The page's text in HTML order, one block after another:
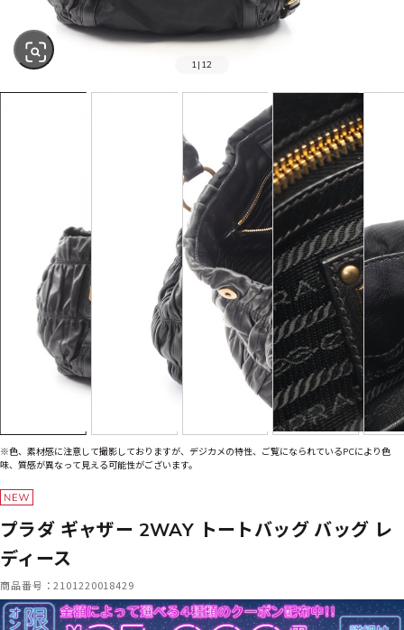
1 | 12
※色、素材感に注意して撮影しておりますが、デジカメの特性、ご覧になられているPCにより色
味、質感が異なって見える可能性がございます。
プラダ ギャザー 2WAY トートバッグ バッグ レ
ディース
商品番号：2101220018429